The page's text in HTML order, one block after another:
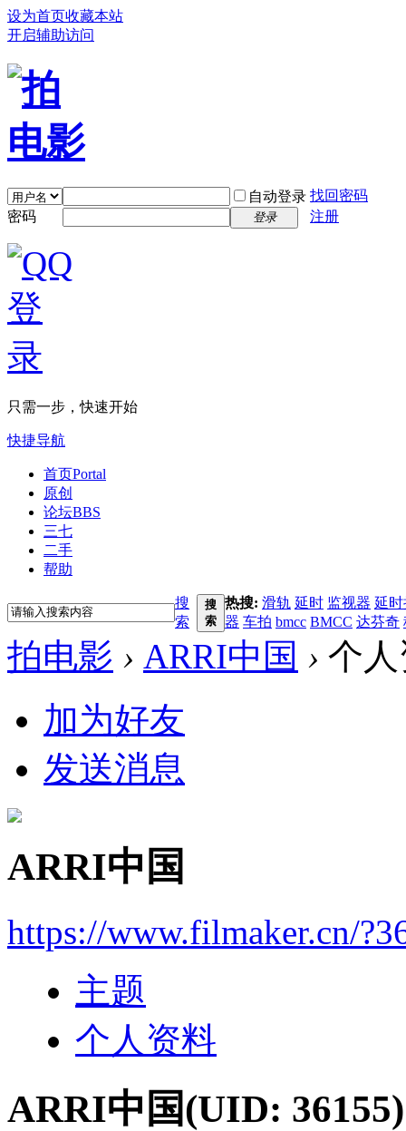
设为首页收藏本站
开启辅助访问
自动登录 找回密码
密码
登录 注册
只需一步，快速开始
快捷导航
首页Portal
原创
论坛BBS
三七
二手
帮助
搜
索
搜
索
热搜: 滑轨 延时 监视器 延
器 车拍 bmcc BMCC 达芬奇
拍电影 › ARRI中国 › 个
加为好友
发送消息
ARRI中国
https://www.filmaker.cn/
主题
个人资料
ARRI中国(UID: 36155)